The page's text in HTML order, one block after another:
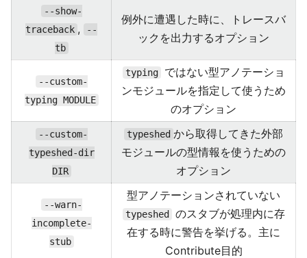
--show-
traceback ,
--
tb
例外に遭遇した時に、トレースバ
ックを出力するオプション
--custom-
typing MODULE
typing
ではない型アノテーショ
ンモジュールを指定して使うため
のオプション
--custom-
typeshed-dir
DIR
typeshed から取得してきた外部
モジュールの型情報を使うための
オプション
--warn-
incomplete-
stub
型アノテーションされていない
typeshed
のスタブが処理内に存
在する時に警告を挙げる。主に
Contribute目的